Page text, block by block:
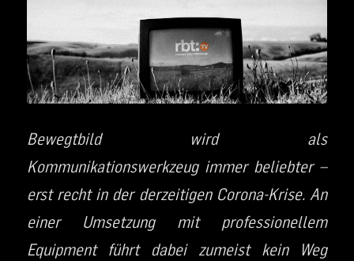
Bewegtbild wird als
Kommunikationswerkzeug immer beliebter –
erst recht in der derzeitigen Corona-Krise. An
einer Umsetzung mit professionellem
Equipment führt dabei zumeist kein Weg